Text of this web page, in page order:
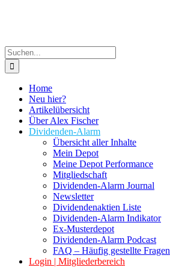
Suche
nach:
Home
Neu hier?
Artikelübersicht
Über Alex Fischer
Dividenden-Alarm
Übersicht aller Inhalte
Mein Depot
Meine Depot Performance
Mitgliedschaft
Dividenden-Alarm Journal
Newsletter
Dividendenaktien Liste
Dividenden-Alarm Indikator
Ex-Musterdepot
Dividenden-Alarm Podcast
FAQ – Häufig gestellte Fragen
Login | Mitgliederbereich